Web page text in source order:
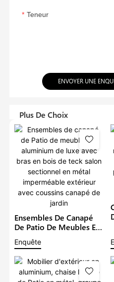
Teneur
ENVOYER UNE
Plus De Choix
Ensembles De Canapé
De Patio De Meubles En
Aluminium De Luxe Avec
Bras En Bois De Teck
Salon Sectionnel En
Métal Imperméable
Extérieur Avec Coussins
Enquête